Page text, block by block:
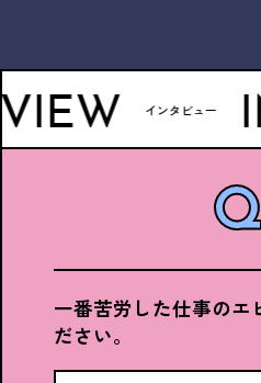
インタビュー
一番苦労した仕事のエ
ださい。